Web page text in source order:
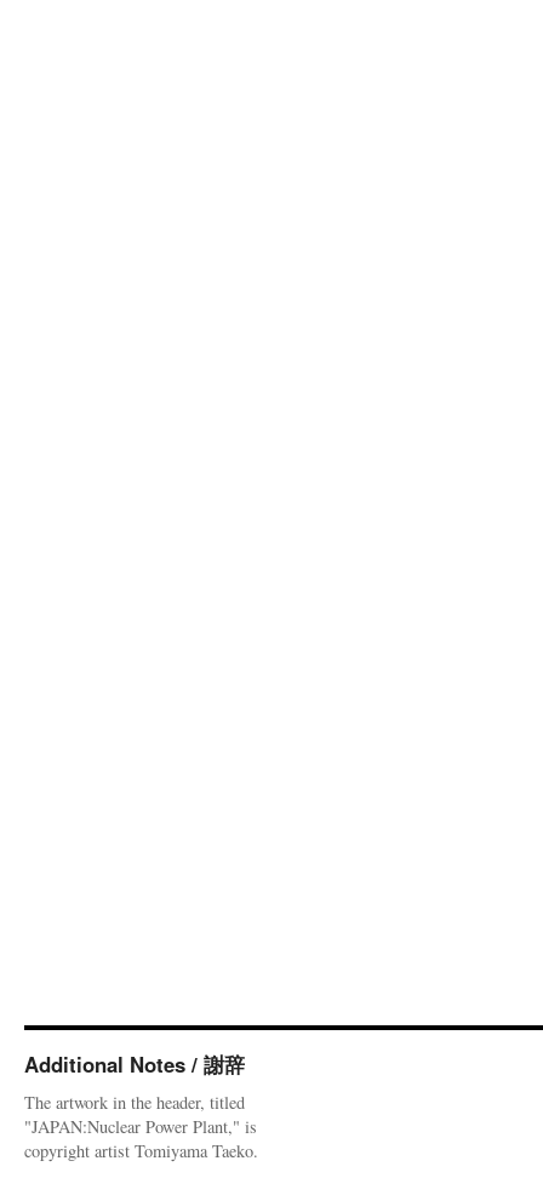
Additional Notes / 謝辞
The artwork in the header, titled
"JAPAN:Nuclear Power Plant," is
copyright artist Tomiyama Taeko.